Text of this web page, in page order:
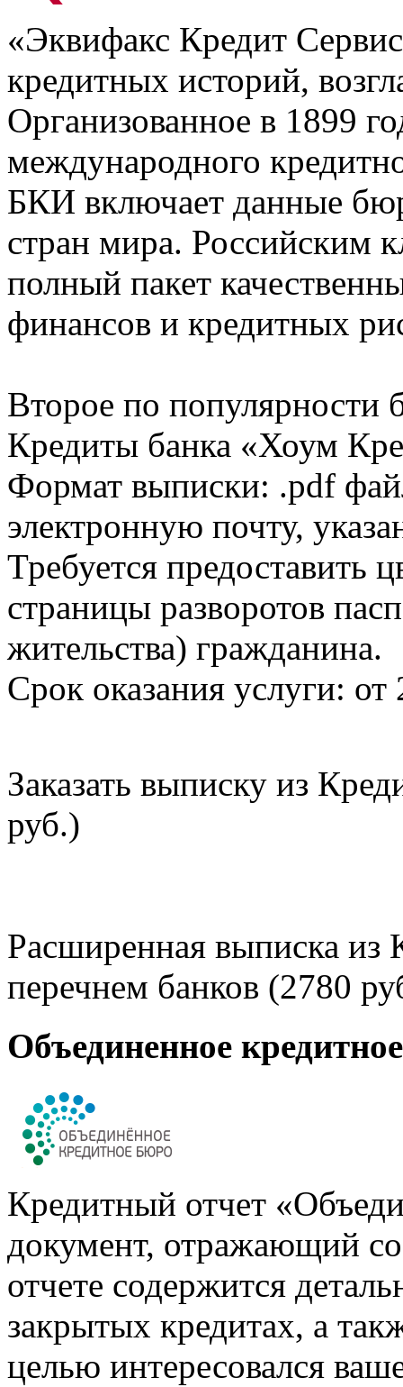
«Эквифакс Кредит
кредитных историй,
Организованное в 1899
международного
БКИ включает данные
стран мира. Российским
полный пакет
финансов и кредитных
Второе по популярности
Кредиты банка «Хоум
Формат выписки: .pdf
электронную почту,
Требуется предоставить
страницы разворотов
жительства) гражданина.
Срок оказания услуги: от
Заказать выписку из
руб.)
Расширенная выписка из
перечнем банков (2780
Объединенное
Кредитный отчет
документ, отражающий
отчете содержится
закрытых кредитах, а
целью интересовался